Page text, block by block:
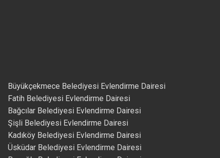
Büyükçekmece Belediyesi Evlendirme Dairesi
Fatih Belediyesi Evlendirme Dairesi
Bağcılar Belediyesi Evlendirme Dairesi
Şişli Belediyesi Evlendirme Dairesi
Kadıköy Belediyesi Evlendirme Dairesi
Üsküdar Belediyesi Evlendirme Dairesi